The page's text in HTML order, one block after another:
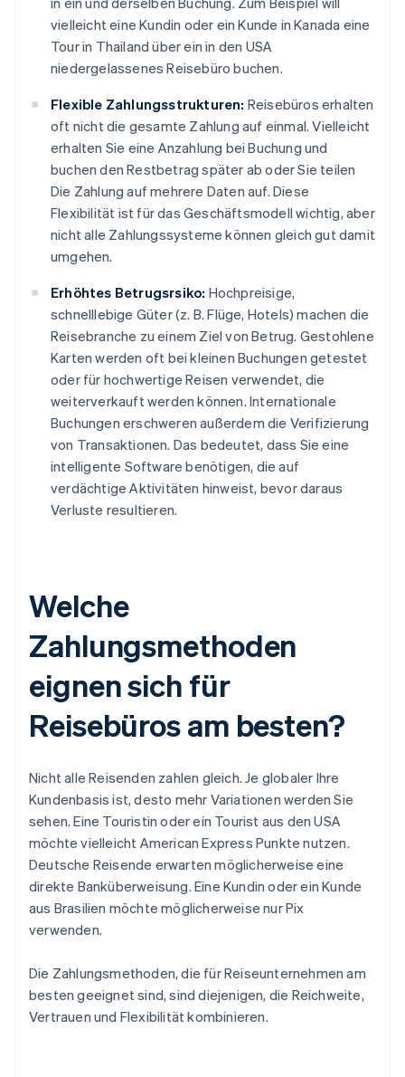
vielleicht eine Kundin oder ein Kunde in Kanada eine
Tour in Thailand über ein in den USA
niedergelassenes Reisebüro buchen.
Flexible Zahlungsstrukturen: Reisebüros erhalten
oft nicht die gesamte Zahlung auf einmal. Vielleicht
erhalten Sie eine Anzahlung bei Buchung und
buchen den Restbetrag später ab oder Sie teilen
Die Zahlung auf mehrere Daten auf. Diese
Flexibilität ist für das Geschäftsmodell wichtig, aber
nicht alle Zahlungssysteme können gleich gut damit
umgehen.
Erhöhtes Betrugsrsiko: Hochpreisige,
schnelllebige Güter (z. B. Flüge, Hotels) machen die
Reisebranche zu einem Ziel von Betrug. Gestohlene
Karten werden oft bei kleinen Buchungen getestet
oder für hochwertige Reisen verwendet, die
weiterverkauft werden können. Internationale
Buchungen erschweren außerdem die Verifizierung
von Transaktionen. Das bedeutet, dass Sie eine
intelligente Software benötigen, die auf
verdächtige Aktivitäten hinweist, bevor daraus
Verluste resultieren.
Welche
Zahlungsmethoden
eignen sich für
Reisebüros am besten?
Nicht alle Reisenden zahlen gleich. Je globaler Ihre
Kundenbasis ist, desto mehr Variationen werden Sie
sehen. Eine Touristin oder ein Tourist aus den USA
möchte vielleicht American Express Punkte nutzen.
Deutsche Reisende erwarten möglicherweise eine
direkte Banküberweisung. Eine Kundin oder ein Kunde
aus Brasilien möchte möglicherweise nur Pix
verwenden.
Die Zahlungsmethoden, die für Reiseunternehmen am
besten geeignet sind, sind diejenigen, die Reichweite,
Vertrauen und Flexibilität kombinieren.